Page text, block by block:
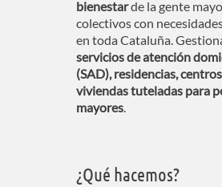
bienestarde la gente
colectivos con
en toda Cataluña.
servicios de atención
(SAD), residencias,
viviendas tuteladas para
mayores.
¿Qué hacemos?